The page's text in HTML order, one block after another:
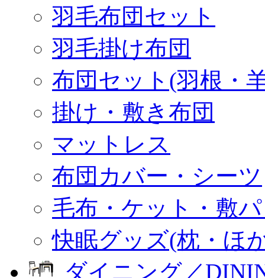
羽毛布団セット
羽毛掛け布団
布団セット(羽根・
掛け・敷き布団
マットレス
布団カバー・シーツ
毛布・ケット・敷
快眠グッズ(枕・ほ
ダイニング／